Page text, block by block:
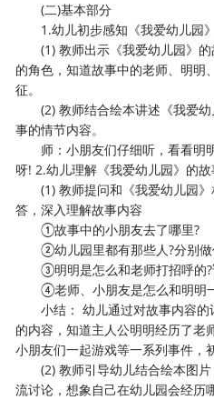
(二)基本部分
1.幼儿初步感知《我爱幼儿园
(1) 教师出示《我爱幼儿园》的
的角色，知道故事中的老师、明明
征。
(2) 教师结合绘本讲述《我爱幼
事的情节内容。
师：小朋友们仔细听，看看明
呀! 2.幼儿理解《我爱幼儿园》的
(1) 教师提问和《我爱幼儿园》
答，深入理解故事内容
①故事中的小朋友去了哪里?
②幼儿园里都有那些人?分别做
③明明是怎么和老师打招呼的?
④老师、小朋友是怎么和明明
小结： 幼儿通过对故事内容的
的内容，知道主人公明明经历了老
小朋友们一起游戏等一系列事件，
(2) 教师引导幼儿结合绘本图片
流讨论，想象自己在幼儿园会经历